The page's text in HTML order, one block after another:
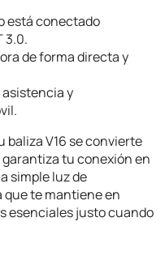
está conectado
3.0.
de forma directa y
y
baliza V16 se convierte
tu conexión en
simple luz de
te mantiene en
esenciales justo cuando